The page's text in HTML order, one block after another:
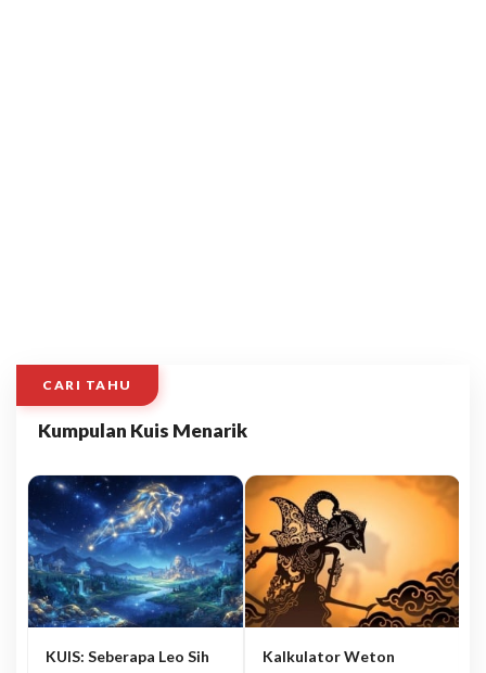
CARI TAHU
Kumpulan Kuis Menarik
KUIS: Seberapa Leo Sih
Kalkulator Weton